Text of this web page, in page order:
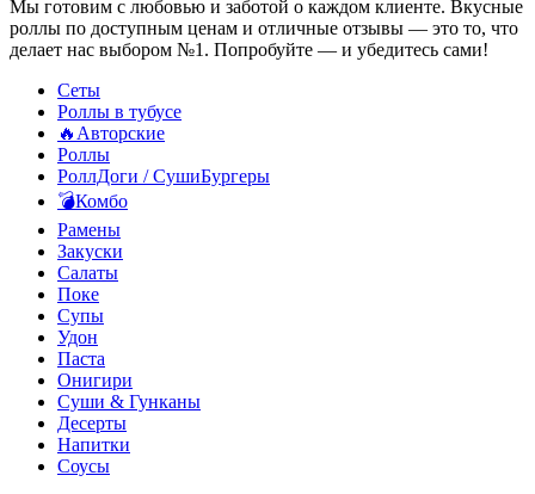
Мы готовим с любовью и заботой о каждом клиенте. Вкусные
роллы по доступным ценам и отличные отзывы — это то, что
делает нас выбором №1. Попробуйте — и убедитесь сами!
Сеты
Роллы в тубусе
🔥Авторские
Роллы
РоллДоги / СушиБургеры
💣Комбо
Рамены
Закуски
Салаты
Поке
Супы
Удон
Паста
Онигири
Суши & Гунканы
Десерты
Напитки
Соусы